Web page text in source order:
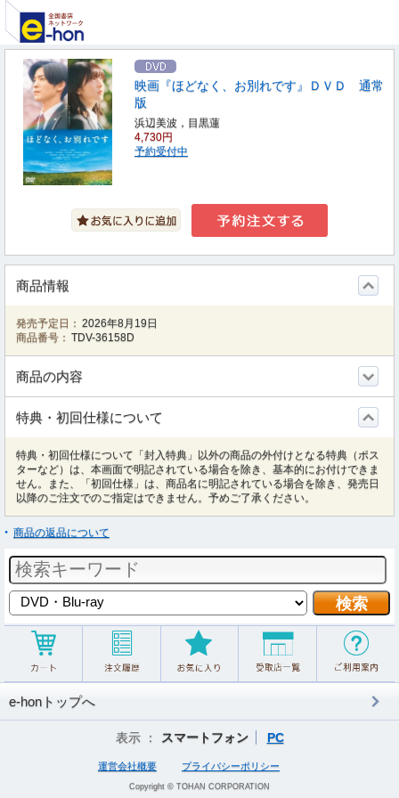
映画『ほどなく、お別れです』ＤＶＤ 通常
版
浜辺美波，目黒蓮
4,730円
予約受付中
商品情報
発売予定日： 2026年8月19日
商品番号： TDV-36158D
商品の内容
特典・初回仕様について
特典・初回仕様について「封入特典」以外の商品の外付けとなる特典（ポス
ターなど）は、本画面で明記されている場合を除き、基本的にお付けできま
せん。また、「初回仕様」は、商品名に明記されている場合を除き、発売日
以降のご注文でのご指定はできません。予めご了承ください。
商品の返品について
e-honトップへ
表示 ： スマートフォン PC
運営会社概要 プライバシーポリシー
Copyright © TOHAN CORPORATION